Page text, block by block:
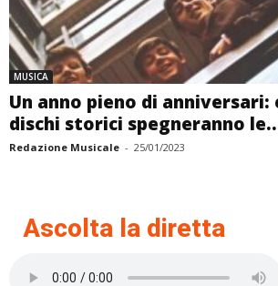
MUSICA
Un anno pieno di anniversari:
dischi storici spegneranno
Redazione Musicale - 25/01/2023
Ascolta la diretta